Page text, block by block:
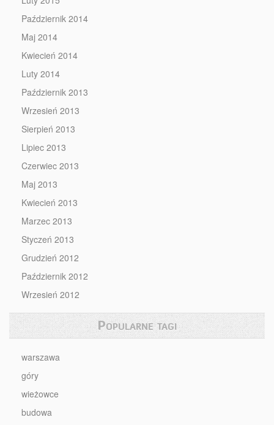
Październik 2014
Maj 2014
Kwiecień 2014
Luty 2014
Październik 2013
Wrzesień 2013
Sierpień 2013
Lipiec 2013
Czerwiec 2013
Maj 2013
Kwiecień 2013
Marzec 2013
Styczeń 2013
Grudzień 2012
Październik 2012
Wrzesień 2012
Popularne tagi
warszawa
góry
wieżowce
budowa